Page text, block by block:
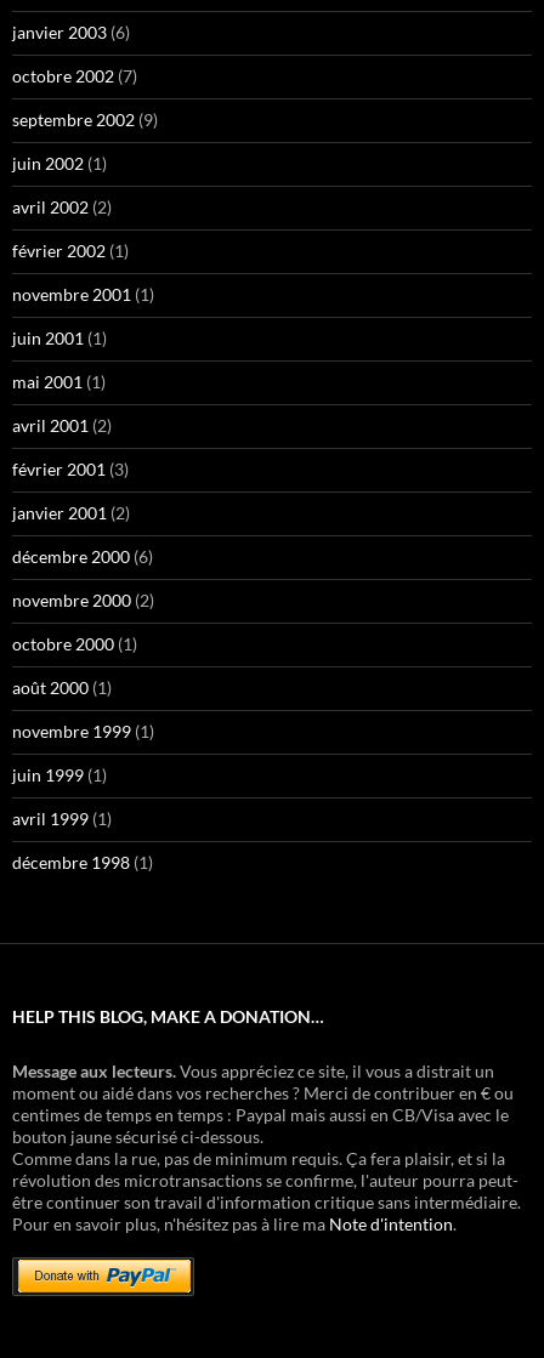
janvier 2003 (6)
octobre 2002 (7)
septembre 2002 (9)
juin 2002 (1)
avril 2002 (2)
février 2002 (1)
novembre 2001 (1)
juin 2001 (1)
mai 2001 (1)
avril 2001 (2)
février 2001 (3)
janvier 2001 (2)
décembre 2000 (6)
novembre 2000 (2)
octobre 2000 (1)
août 2000 (1)
novembre 1999 (1)
juin 1999 (1)
avril 1999 (1)
décembre 1998 (1)
HELP THIS BLOG, MAKE A DONATION…
Message aux lecteurs.Vous appréciez ce site, il vous a distrait un
moment ou aidé dans vos recherches ? Merci de contribuer en € ou
centimes de temps en temps : Paypal mais aussi en CB/Visa avec le
bouton jaune sécurisé ci-dessous.
Comme dans la rue, pas de minimum requis. Ça fera plaisir, et si la
révolution des microtransactions se confirme, l'auteur pourra peut-
être continuer son travail d'information critique sans intermédiaire.
Pour en savoir plus, n'hésitez pas à lire ma Note d'intention.